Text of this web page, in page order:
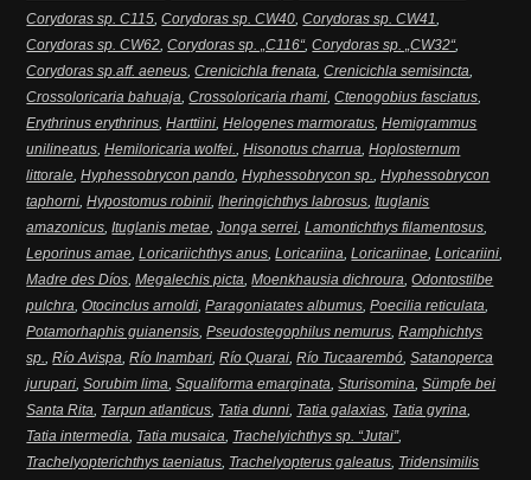
Corydoras sp. C115,Corydoras sp. CW40,Corydoras sp. CW41,
Corydoras sp. CW62,Corydoras sp. „C116“,Corydoras sp. „CW32“,
Corydoras sp.aff. aeneus,Crenicichla frenata,Crenicichla semisincta,
Crossoloricaria bahuaja,Crossoloricaria rhami,Ctenogobius fasciatus,
Erythrinus erythrinus,Harttiini,Helogenes marmoratus,Hemigrammus
unilineatus,Hemiloricaria wolfei.,Hisonotus charrua,Hoplosternum
littorale,Hyphessobrycon pando,Hyphessobrycon sp.,Hyphessobrycon
taphorni,Hypostomus robinii,Iheringichthys labrosus,Ituglanis
amazonicus,Ituglanis metae,Jonga serrei,Lamontichthys filamentosus,
Leporinus amae,Loricariichthys anus,Loricariina,Loricariinae,Loricariini,
Madre des Díos,Megalechis picta,Moenkhausia dichroura,Odontostilbe
pulchra,Otocinclus arnoldi,Paragoniatates albumus,Poecilia reticulata,
Potamorhaphis guianensis,Pseudostegophilus nemurus,Ramphichtys
sp.,Río Avispa,Río Inambari,Río Quarai,Río Tucaarembó,Satanoperca
jurupari,Sorubim lima,Squaliforma emarginata,Sturisomina,Sümpfe bei
Santa Rita, Tarpun atlanticus, Tatia dunni, Tatia galaxias, Tatia gyrina,
Tatia intermedia, Tatia musaica, Trachelyichthys sp. “Jutai”,
Trachelyopterichthys taeniatus, Trachelyopterus galeatus, Tridensimilis